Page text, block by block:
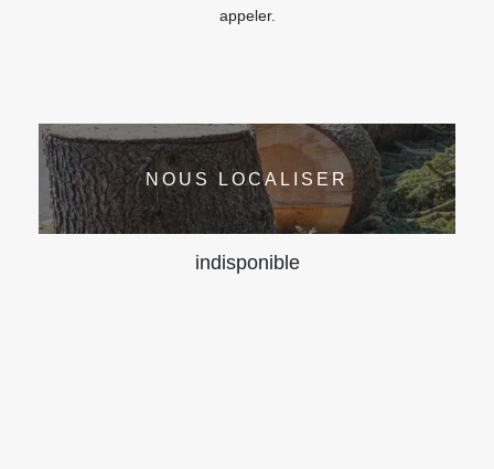
appeler.
NOUS LOCALISER
indisponible